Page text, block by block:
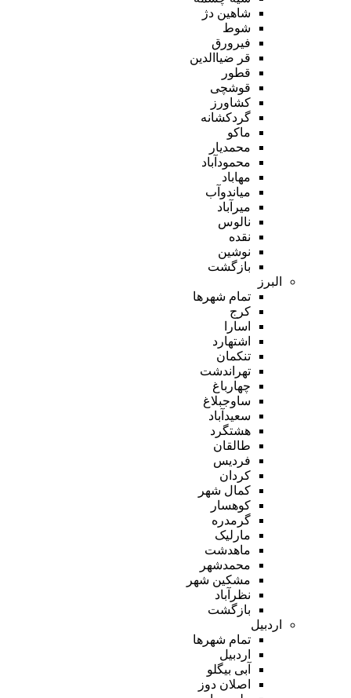
شاهین دژ
شوط
فیرورق
قر ضیاالدین
قطور
قوشچی
کشاورز
گردکشانه
ماکو
محمدیار
محمودآباد
مهاباد
میاندوآب
میرآباد
نالوس
نقده
نوشین
بازگشت
البرز
تمام شهر‌ها
کرج
اسارا
اشتهارد
تنکمان
تهراندشت
چهارباغ
ساوجبلاغ
سعیدآباد
هشتگرد
طالقان
فردیس
کردان
کمال شهر
کوهسار
گرمدره
مارلیک
ماهدشت
محمدشهر
مشکین شهر
نظرآباد
بازگشت
اردبیل
تمام شهر‌ها
اردبیل
آبی بیگلو
اصلان دوز